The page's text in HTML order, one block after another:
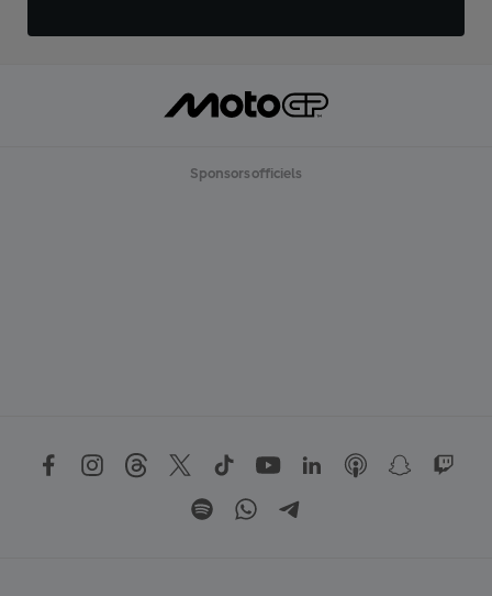
Sponsors officiels